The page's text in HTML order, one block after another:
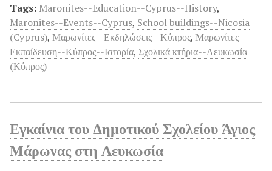
Tags: Maronites--Education--Cyprus--History,
Maronites--Events--Cyprus, School buildings--Nicosia
(Cyprus), Μαρωνίτες--Εκδηλώσεις--Κύπρος, Μαρωνίτες--
Εκπαίδευση--Κύπρος--Ιστορία, Σχολικά κτήρια--Λευκωσία
(Κύπρος)
Εγκαίνια του Δημοτικού Σχολείου Άγιος
Μάρωνας στη Λευκωσία